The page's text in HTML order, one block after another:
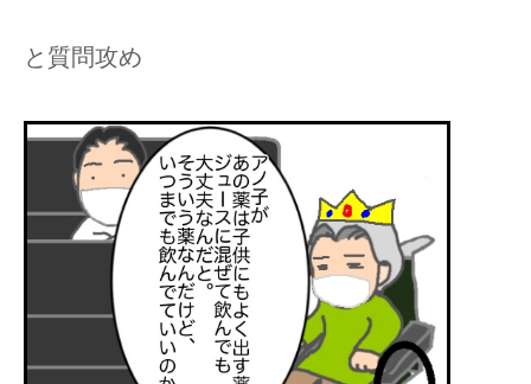
と質問攻め